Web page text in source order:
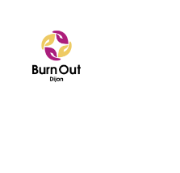
contenu